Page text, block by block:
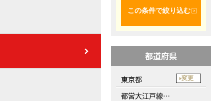
この条件で絞り込む
都道府県
東京都 変更
都営大江戸線、新江古田駅